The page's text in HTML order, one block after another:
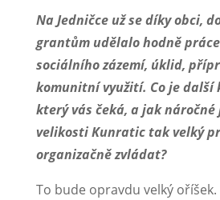
Na Jedničce už se díky obci,
grantům udělalo hodně
sociálního zázemí, úklid,
komunitní využití. Co je další
který vás čeká, a jak náročné
velikosti Kunratic tak velký
organizačně zvládat?
To bude opravdu velký